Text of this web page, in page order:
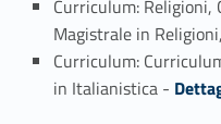
Curriculum: Religioni,
Magistrale in
Curriculum:
in Italianistica - Link identifier #identifier_person_129112-4